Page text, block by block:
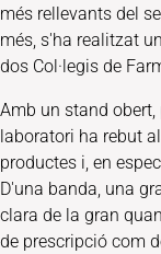
més rellevants del
més, s'ha realitzat
dos Col·legis de
Amb un stand obert,
laboratori ha rebut
productes i, en
D'una banda, una
clara de la gran
de prescripció com